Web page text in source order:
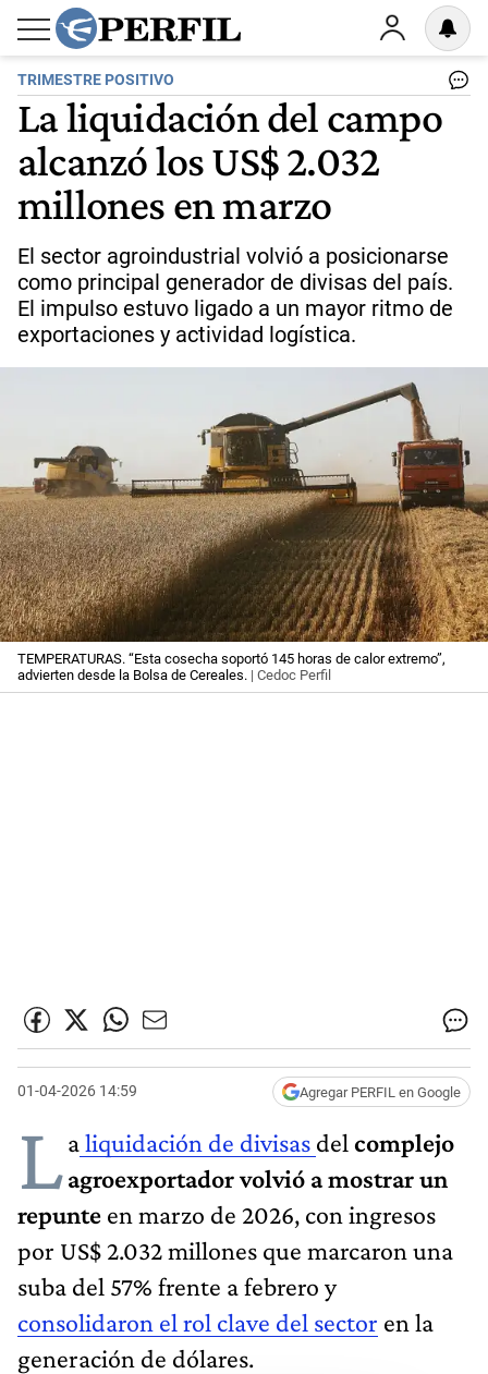
TRIMESTRE POSITIVO
La liquidación del campo
alcanzó los US$ 2.032
millones en marzo
El sector agroindustrial volvió a posicionarse
como principal generador de divisas del país.
El impulso estuvo ligado a un mayor ritmo de
exportaciones y actividad logística.
TEMPERATURAS. “Esta cosecha soportó 145 horas de calor extremo”,
advierten desde la Bolsa de Cereales. | Cedoc Perfil
01-04-2026 14:59 Agregar PERFIL en Google
Laliquidación de divisas del complejo
agroexportador volvió a mostrar un
repunte en marzo de 2026, con ingresos
por US$ 2.032 millones que marcaron una
suba del 57% frente a febrero y
consolidaron el rol clave del sector en la
generación de dólares.